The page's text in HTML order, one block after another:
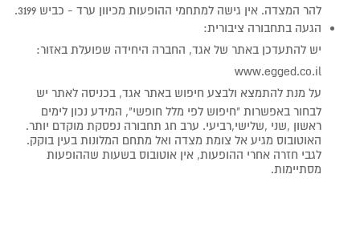
להר המצדה. אין גישה למתחמי ההופעות מכיוון ערד - כביש 3199.
הגעה בתחבורה ציבורית:
יש להתעדכן באתר של אגד, החברה היחידה שפועלת באזור:
www.egged.co.il
על מנת להתמצא ולבצע חיפוש באתר אגד, בכניסה לאתר יש
לבחור באפשרות "חיפוש לפי מלל חופשי", המידע נכון לימים
ראשון ,שני ,שלישי,רביעי. ערב חג תחבורה נפסקת מוקדם יותר.
האוטובוס מגיע אל צומת מצדה ואל מתחם המלונות בעין בוקק.
לגבי חזרה אחרי ההופעות, אין אוטובוס בשעות שההופעות
מסתיימות.